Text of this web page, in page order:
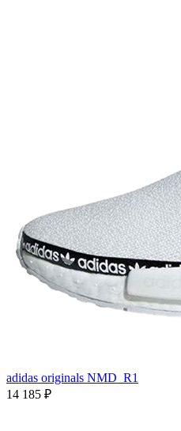
adidas originals NMD_R1
14 185 ₽